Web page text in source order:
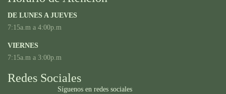
DE LUNES A JUEVES
7:15a.m a 4:00p.m
VIERNES
7:15a.m a 3:00p.m
Redes Sociales
Síguenos en redes sociales